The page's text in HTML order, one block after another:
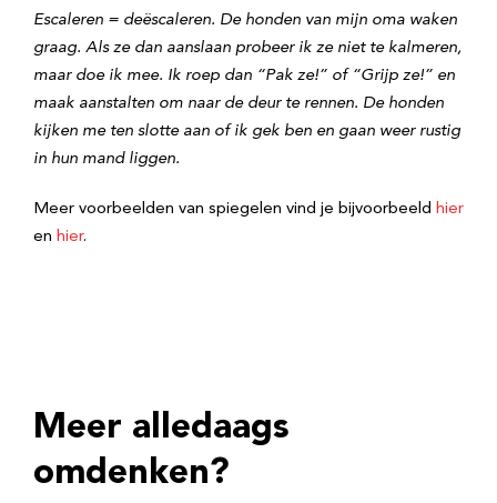
Escaleren = deëscaleren. De honden van mijn oma waken
graag. Als ze dan aanslaan probeer ik ze niet te kalmeren,
maar doe ik mee. Ik roep dan “Pak ze!” of “Grijp ze!” en
maak aanstalten om naar de deur te rennen. De honden
kijken me ten slotte aan of ik gek ben en gaan weer rustig
in hun mand liggen.
Meer voorbeelden van spiegelen vind je bijvoorbeeld hier
en hier.
Meer alledaags
omdenken?